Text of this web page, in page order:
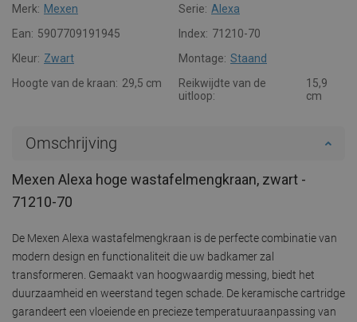
Merk: Mexen Serie: Alexa
Ean: 5907709191945 Index: 71210-70
Kleur: Zwart Montage: Staand
Hoogte van de kraan: 29,5 cm
Reikwijdte van de
uitloop:
15,9
cm
Omschrijving
Mexen Alexa hoge wastafelmengkraan, zwart -
71210-70
De Mexen Alexa wastafelmengkraan is de perfecte combinatie van
modern design en functionaliteit die uw badkamer zal
transformeren. Gemaakt van hoogwaardig messing, biedt het
duurzaamheid en weerstand tegen schade. De keramische cartridge
garandeert een vloeiende en precieze temperatuuraanpassing van